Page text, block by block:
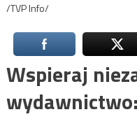
/TVP Info/
Wspieraj
wydawnictwo: